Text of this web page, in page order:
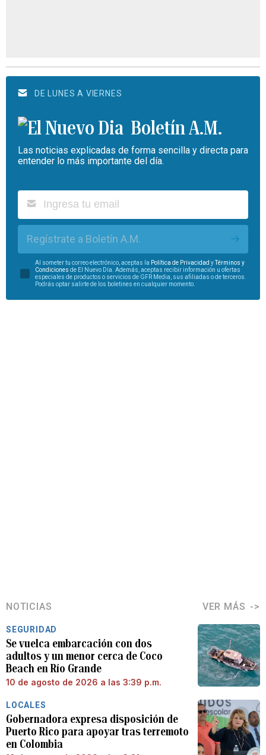
DE LUNES A VIERNES
Boletín A.M.
Las noticias explicadas de forma sencilla y directa para
entender lo más importante del día.
Regístrate a Boletín A.M.
Al someter tu correo electrónico, aceptas la Política de Privacidad yTérminos y
Condiciones de El Nuevo Día. Además, aceptas recibir información u ofertas
especiales de productos o servicios de GFR Media, sus afiliadas o de terceros.
Podrás optar salirte de los boletines en cualquier momento.
NOTICIAS VER MÁS
SEGURIDAD
Se vuelca embarcación con dos
adultos y un menor cerca de Coco
Beach en Río Grande
10 de agosto de 2026 a las 3:39 p.m.
LOCALES
Gobernadora expresa disposición de
Puerto Rico para apoyar tras terremoto
en Colombia